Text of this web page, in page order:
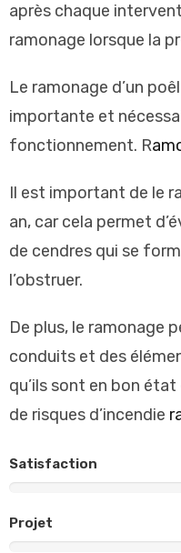
après chaque
ramonage lorsque la
Le ramonage d’un poê
importante et nécess
fonctionnement. R
Il est important de le
an, carcela permet d’é
de cendres qui se for
l’obstruer.
De plus, le ramonage
conduits et des élé
qu’ils sont en bon état
de risques d’incendie
Satisfaction
Projet